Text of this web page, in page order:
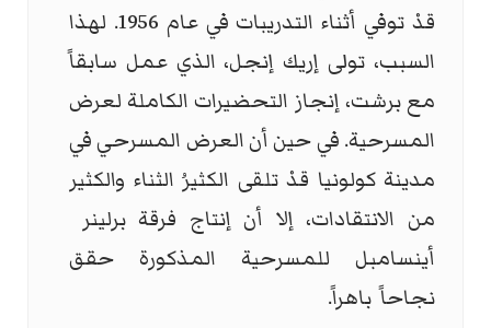
قدْ توفي أثناء التدريبات في عام 1956. لهذا
السبب، تولى إريك إنجل، الذي عمل سابقاً
مع برشت، إنجاز التحضيرات الكاملة لعرض
المسرحية. في حين أن العرض المسرحي في
مدينة كولونيا قدْ تلقى الكثيرُ الثناء والكثير
من الانتقادات، إلا أن إنتاج فرقة برلينر
أينسامبل للمسرحية المذكورة حقق
نجاحاً باهراً.